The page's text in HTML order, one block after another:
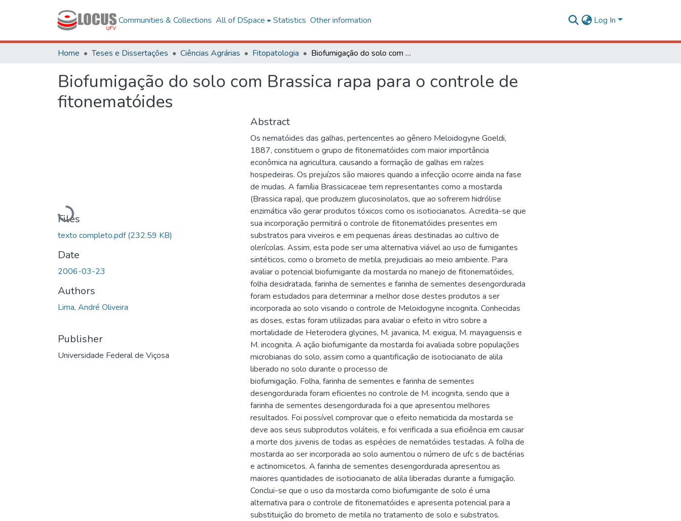
Communities & Collections All of DSpace Statistics Other information Log In
Home Teses e Dissertações Ciências Agrárias Fitopatologia Biofumigação do solo com Brassica rapa para o controle de fitonematóides
Biofumigação do solo com Brassica rapa para o controle de
fitonematóides
Loading...
Files
texto completo.pdf(232.59 KB)
Date
2006-03-23
Authors
Lima, André Oliveira
Publisher
Universidade Federal de Viçosa
Abstract
Os nematóides das galhas, pertencentes ao gênero Meloidogyne Goeldi,
1887, constituem o grupo de fitonematóides com maior importância
econômica na agricultura, causando a formação de galhas em raízes
hospedeiras. Os prejuízos são maiores quando a infecção ocorre ainda na fase
de mudas. A família Brassicaceae tem representantes como a mostarda
(Brassica rapa), que produzem glucosinolatos, que ao sofrerem hidrólise
enzimática vão gerar produtos tóxicos como os isotiocianatos. Acredita-se que
sua incorporação permitirá o controle de fitonematóides presentes em
substratos para viveiros e em pequenas áreas destinadas ao cultivo de
olerícolas. Assim, esta pode ser uma alternativa viável ao uso de fumigantes
sintéticos, como o brometo de metila, prejudiciais ao meio ambiente. Para
avaliar o potencial biofumigante da mostarda no manejo de fitonematóides,
folha desidratada, farinha de sementes e farinha de sementes desengordurada
foram estudados para determinar a melhor dose destes produtos a ser
incorporada ao solo visando o controle de Meloidogyne incognita. Conhecidas
as doses, estas foram utilizadas para avaliar o efeito in vitro sobre a
mortalidade de Heterodera glycines, M. javanica, M. exigua, M. mayaguensis e
M. incognita. A ação biofumigante da mostarda foi avaliada sobre populações
microbianas do solo, assim como a quantificação de isotiocianato de alila
liberado no solo durante o processo de
biofumigação. Folha, farinha de sementes e farinha de sementes
desengordurada foram eficientes no controle de M. incognita, sendo que a
farinha de sementes desengordurada foi a que apresentou melhores
resultados. Foi possível comprovar que o efeito nematicida da mostarda se
deve aos seus subprodutos voláteis, e foi verificada a sua eficiência em causar
a morte dos juvenis de todas as espécies de nematóides testadas. A folha de
mostarda ao ser incorporada ao solo aumentou o número de ufc s de bactérias
e actinomicetos. A farinha de sementes desengordurada apresentou as
maiores quantidades de isotiocianato de alila liberadas durante a fumigação.
Conclui-se que o uso da mostarda como biofumigante de solo é uma
alternativa para o controle de fitonematóides e apresenta potencial para a
substituição do brometo de metila no tratamento de solo e substratos.